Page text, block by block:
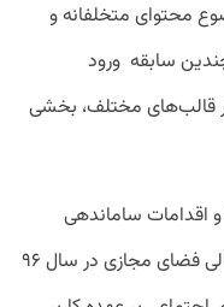
محتوای متخلفانه و
سابقه ورود
قالب‌های مختلف، بخشی
سیاست‌ها و اقدامات ساماندهی
پیام‌رسان‌های اجتماعی مصوب شورای عالی فضای مجازی در سال ۹۶